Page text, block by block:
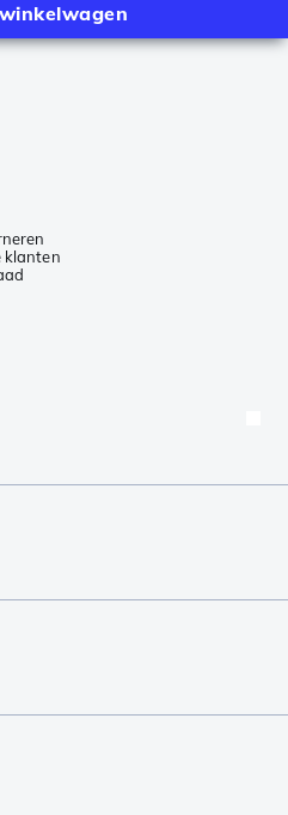
klanten